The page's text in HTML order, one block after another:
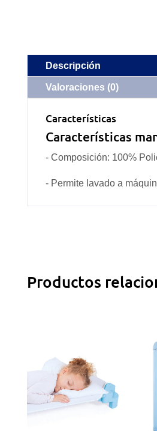
Descripción
Valoraciones (0)
Características
Características
- Composición: 100%
- Permite lavado a
Productos